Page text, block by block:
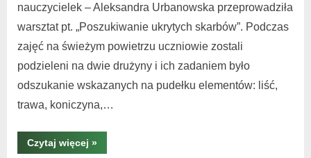
nauczycielek – Aleksandra Urbanowska przeprowadziła
warsztat pt. „Poszukiwanie ukrytych skarbów”. Podczas
zajęć na świeżym powietrzu uczniowie zostali
podzieleni na dwie drużyny i ich zadaniem było
odszukanie wskazanych na pudełku elementów: liść,
trawa, koniczyna,…
Czytaj więcej »